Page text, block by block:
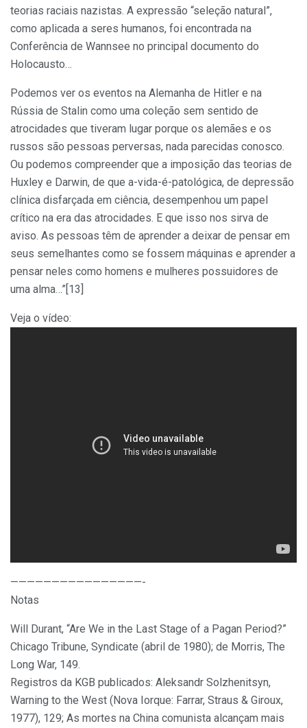
teorias raciais nazistas. A expressão “seleção natural”,
como aplicada a seres humanos, foi encontrada na
Conferência de Wannsee no principal documento do
Holocausto…
Podemos ver os eventos na Alemanha de Hitler e na
Rússia de Stalin como uma coleção sem sentido de
atrocidades que tiveram lugar porque os alemães e os
russos são pessoas perversas, nada parecidas conosco.
Ou podemos compreender que a imposição das teorias de
Huxley e Darwin, de que a-vida-é-patológica, de depressão
clínica disfarçada em ciência, desempenhou um papel
crítico na era das atrocidades. E que isso nos sirva de
aviso. As pessoas têm de aprender a deixar de pensar em
seus semelhantes como se fossem máquinas e aprender a
pensar neles como homens e mulheres possuidores de
uma alma…”[13]
Veja o vídeo:
————————————————-
Notas
Will Durant, “Are We in the Last Stage of a Pagan Period?”
Chicago Tribune, Syndicate (abril de 1980); de Morris, The
Long War, 149.
Registros da KGB publicados: Aleksandr Solzhenitsyn,
Warning to the West (Nova Iorque: Farrar, Straus & Giroux,
1977), 129; As mortes na China comunista alcançam mais